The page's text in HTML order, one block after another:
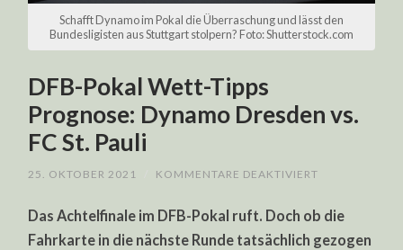
Schafft Dynamo im Pokal die Überraschung und lässt den
Bundesligisten aus Stuttgart stolpern? Foto: Shutterstock.com
DFB-Pokal Wett-Tipps
Prognose: Dynamo Dresden vs.
FC St. Pauli
25. OKTOBER 2021 KOMMENTARE DEAKTIVIERT
WETT-
PROGNOSE:
Das Achtelfinale im DFB-Pokal ruft. Doch ob die
Fahrkarte in die nächste Runde tatsächlich gezogen